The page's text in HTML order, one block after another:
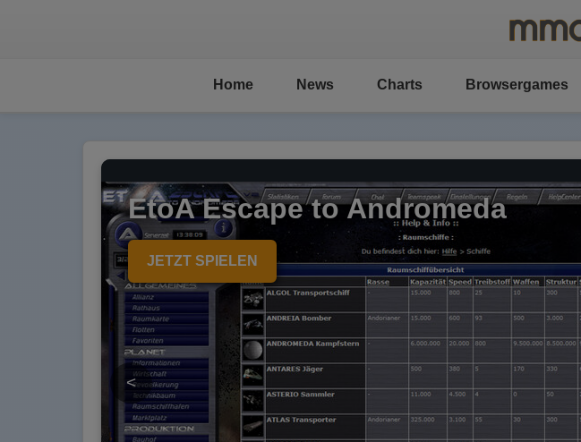
Home News Charts Browsergames
EtoA Escape to Andromeda
JETZT SPIELEN
<